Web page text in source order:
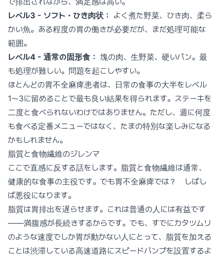
レベル3 - ソフト・ひき肉状： よく煮た野菜、ひき肉、柔ら
かい魚。ある程度の胃の働きが必要だが、まだ処理可能な
範囲。
レベル4 - 通常の固形食： 塊の肉、生野菜、硬いパン。最
も処理が難しい。問題を起こしやすい。
ほとんどの胃不全麻痺患者は、日常の食事の大半をレベル
1〜3に留めることで最も良い結果を得られます。ステーキを
二度と食べられないわけではありません。ただし、週に何度
も食べる定番メニューではなく、たまの特別な楽しみになる
かもしれません。
脂質と食物繊維のジレンマ
ここで直感に反する話をします。脂質と食物繊維は通常、
健康的な食事の主役です。でも胃不全麻痺では？ しばし
ば悪役になります。
脂質は胃排出を遅らせます。これは普通の人には有益です
——満腹感が長続きするからです。でも、すでにカタツムリ
のような速度でしか胃が動かない人にとって、脂質を加える
ことは渋滞している高速道路にスピードバンプを設置するよ